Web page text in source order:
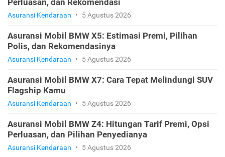
Asuransi Kendaraan • 5 Agustus 2026
Asuransi Mobil BMW X5: Estimasi Premi, Pilihan
Polis, dan Rekomendasinya
Asuransi Kendaraan • 5 Agustus 2026
Asuransi Mobil BMW X7: Cara Tepat Melindungi SUV
Flagship Kamu
Asuransi Kendaraan • 5 Agustus 2026
Asuransi Mobil BMW Z4: Hitungan Tarif Premi, Opsi
Perluasan, dan Pilihan Penyedianya
Asuransi Kendaraan • 5 Agustus 2026